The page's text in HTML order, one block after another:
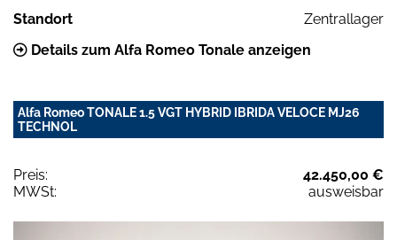
Standort
Zentrallager
Details zum Alfa Romeo Tonale anzeigen
Alfa Romeo TONALE 1.5 VGT HYBRID IBRIDA VELOCE MJ26
TECHNOL
Preis:
42.450,00 €
MWSt:
ausweisbar